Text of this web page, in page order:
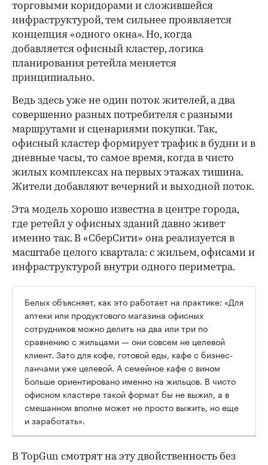
торговыми коридорами и сложившейся
инфраструктурой, тем сильнее проявляется
концепция «одного окна». Но, когда
добавляется офисный кластер, логика
планирования ретейла меняется
принципиально.
Ведь здесь уже не один поток жителей, а два
совершенно разных потребителя с разными
маршрутами и сценариями покупки. Так,
офисный кластер формирует трафик в будни и в
дневные часы, то самое время, когда в чисто
жилых комплексах на первых этажах тишина.
Жители добавляют вечерний и выходной поток.
Эта модель хорошо известна в центре города,
где ретейл у офисных зданий давно живет
именно так. В «СберСити» она реализуется в
масштабе целого квартала: с жильем, офисами и
инфраструктурой внутри одного периметра.
Белых объясняет, как это работает на практике: «Для
аптеки или продуктового магазина офисных
сотрудников можно делить на два или три по
сравнению с жильцами — они совсем не целевой
клиент. Зато для кофе, готовой еды, кафе с бизнес-
ланчами уже целевой. А семейное кафе с вином
больше ориентировано именно на жильцов. В чисто
офисном кластере такой формат бы не выжил, а в
смешанном вполне может не просто выжить, но еще
и заработать».
В TopGun смотрят на эту двойственность без